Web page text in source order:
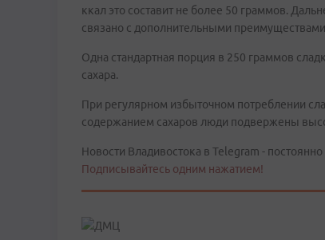
ккал это составит не более 50 граммов.
связано с дополнительными
Одна стандартная порция в 250 граммов
сахара.
При регулярном избыточном потреблении
содержанием сахаров люди подвержены
Новости Владивостока в Telegram - постоянно
Подписывайтесь одним нажатием!